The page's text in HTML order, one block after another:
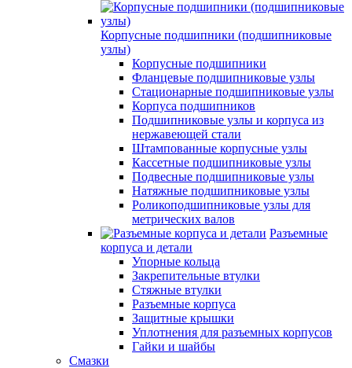
Корпусные подшипники (подшипниковые
узлы)
Корпусные подшипники
Фланцевые подшипниковые узлы
Стационарные подшипниковые узлы
Корпуса подшипников
Подшипниковые узлы и корпуса из
нержавеющей стали
Штампованные корпусные узлы
Кассетные подшипниковые узлы
Подвесные подшипниковые узлы
Натяжные подшипниковые узлы
Роликоподшипниковые узлы для
метрических валов
Разъемные
корпуса и детали
Упорные кольца
Закрепительные втулки
Стяжные втулки
Разъемные корпуса
Защитные крышки
Уплотнения для разъемных корпусов
Гайки и шайбы
Смазки